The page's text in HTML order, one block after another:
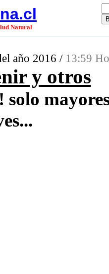
Natural
año 2016 / 13:59
y otros
solo